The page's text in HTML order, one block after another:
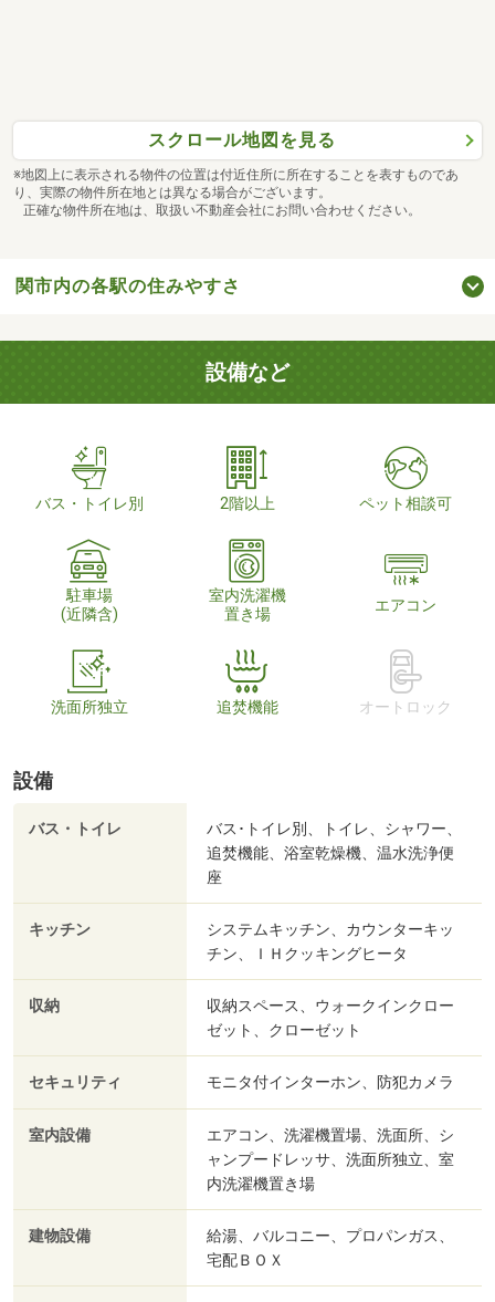
スクロール地図を見る
※地図上に表示される物件の位置は付近住所に所在することを表すものであ
り、実際の物件所在地とは異なる場合がございます。
正確な物件所在地は、取扱い不動産会社にお問い合わせください。
関市内の各駅の住みやすさ
設備など
バス・トイレ別 2階以上 ペット相談可
駐車場
(近隣含)
室内洗濯機
置き場
エアコン
洗面所独立 追焚機能 オートロック
設備
バス・トイレ
バス･トイレ別、トイレ、シャワー、
追焚機能、浴室乾燥機、温水洗浄便
座
キッチン
システムキッチン、カウンターキッ
チン、ＩＨクッキングヒータ
収納
収納スペース、ウォークインクロー
ゼット、クローゼット
セキュリティ モニタ付インターホン、防犯カメラ
室内設備
エアコン、洗濯機置場、洗面所、シ
ャンプードレッサ、洗面所独立、室
内洗濯機置き場
建物設備
給湯、バルコニー、プロパンガス、
宅配ＢＯＸ